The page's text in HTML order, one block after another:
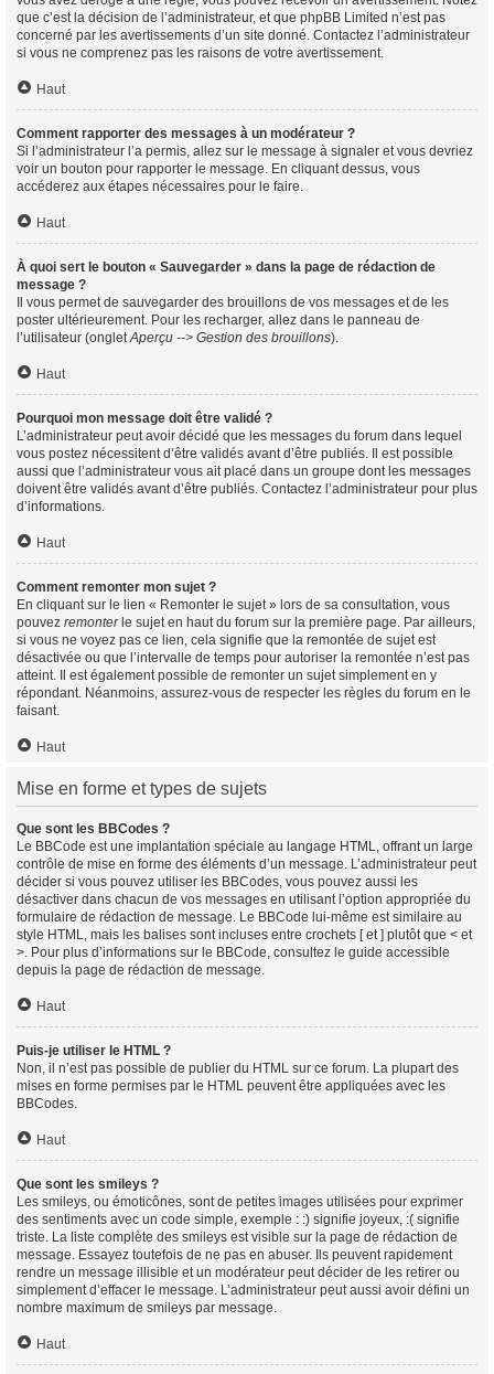
que c’est la décision de l’administrateur, et que phpBB Limited n’est pas
concerné par les avertissements d’un site donné. Contactez l’administrateur
si vous ne comprenez pas les raisons de votre avertissement.
Haut
Comment rapporter des messages à un modérateur ?
Si l’administrateur l’a permis, allez sur le message à signaler et vous devriez
voir un bouton pour rapporter le message. En cliquant dessus, vous
accéderez aux étapes nécessaires pour le faire.
Haut
À quoi sert le bouton « Sauvegarder » dans la page de rédaction de
message ?
Il vous permet de sauvegarder des brouillons de vos messages et de les
poster ultérieurement. Pour les recharger, allez dans le panneau de
l’utilisateur (ongletAperçu --> Gestion des brouillons).
Haut
Pourquoi mon message doit être validé ?
L’administrateur peut avoir décidé que les messages du forum dans lequel
vous postez nécessitent d’être validés avant d’être publiés. Il est possible
aussi que l’administrateur vous ait placé dans un groupe dont les messages
doivent être validés avant d’être publiés. Contactez l’administrateur pour plus
d’informations.
Haut
Comment remonter mon sujet ?
En cliquant sur le lien « Remonter le sujet » lors de sa consultation, vous
pouvez remonterle sujet en haut du forum sur la première page. Par ailleurs,
si vous ne voyez pas ce lien, cela signifie que la remontée de sujet est
désactivée ou que l’intervalle de temps pour autoriser la remontée n’est pas
atteint. Il est également possible de remonter un sujet simplement en y
répondant. Néanmoins, assurez-vous de respecter les règles du forum en le
faisant.
Haut
Mise en forme et types de sujets
Que sont les BBCodes ?
Le BBCode est une implantation spéciale au langage HTML, offrant un large
contrôle de mise en forme des éléments d’un message. L’administrateur peut
décider si vous pouvez utiliser les BBCodes, vous pouvez aussi les
désactiver dans chacun de vos messages en utilisant l’option appropriée du
formulaire de rédaction de message. Le BBCode lui-même est similaire au
style HTML, mais les balises sont incluses entre crochets [ et ] plutôt que < et
>. Pour plus d’informations sur le BBCode, consultez le guide accessible
depuis la page de rédaction de message.
Haut
Puis-je utiliser le HTML ?
Non, il n’est pas possible de publier du HTML sur ce forum. La plupart des
mises en forme permises par le HTML peuvent être appliquées avec les
BBCodes.
Haut
Que sont les smileys ?
Les smileys, ou émoticônes, sont de petites images utilisées pour exprimer
des sentiments avec un code simple, exemple : :) signifie joyeux, :( signifie
triste. La liste complète des smileys est visible sur la page de rédaction de
message. Essayez toutefois de ne pas en abuser. Ils peuvent rapidement
rendre un message illisible et un modérateur peut décider de les retirer ou
simplement d’effacer le message. L’administrateur peut aussi avoir défini un
nombre maximum de smileys par message.
Haut